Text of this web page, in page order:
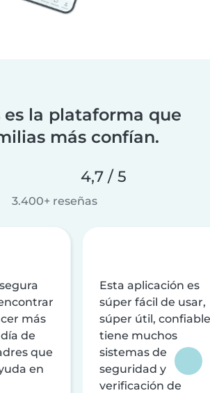
es la plataforma que
más confían.
4,7 / 5
3.400+ reseñas
más
de
que
en
Esta aplicación es
súper fácil de usar,
súper útil,
tiene muchos
sistemas de
seguridad y
verificación de